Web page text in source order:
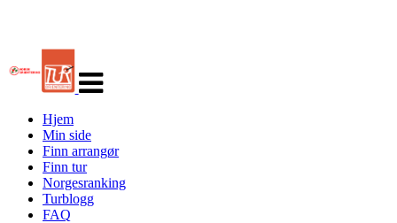
navigasjon
Hjem
Min side
Finn arrangør
Finn tur
Norgesranking
Turblogg
FAQ